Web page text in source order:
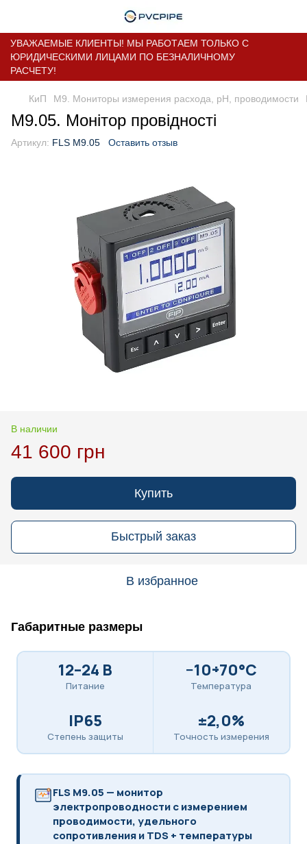
УВАЖАЕМЫЕ КЛИЕНТЫ! МЫ РАБОТАЕМ ТОЛЬКО С
ЮРИДИЧЕСКИМИ ЛИЦАМИ ПО БЕЗНАЛИЧНОМУ
РАСЧЕТУ!
КиП M9. Мониторы измерения расхода, pH, проводимости
M9.05. Монітор провідності
Артикул: FLS M9.05 Оставить отзыв
В наличии
41 600 грн
Купить
Быстрый заказ
В избранное
Габаритные размеры
12–24 В
Питание
−10÷70°C
Температура
IP65
Степень защиты
±2,0%
Точность измерения
FLS M9.05 — монитор
электропроводности с измерением
проводимости, удельного
сопротивления и TDS + температуры